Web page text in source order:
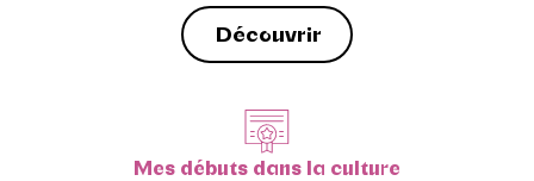
Découvrir
Mes débuts dans la culture